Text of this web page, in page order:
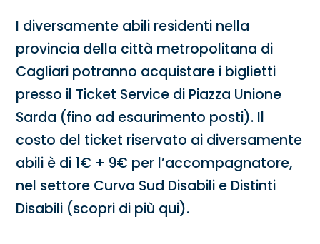
I diversamente abili residenti nella
provincia della città metropolitana di
Cagliari potranno acquistare i biglietti
presso il Ticket Service di Piazza Unione
Sarda (fino ad esaurimento posti). Il
costo del ticket riservato ai diversamente
abili è di 1€ + 9€ per l’accompagnatore,
nel settore Curva Sud Disabili e Distinti
Disabili (scopri di più qui).